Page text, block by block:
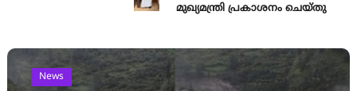
മുഖ്യമന്ത്രി പ്രകാശനം ചെയ്തു
News